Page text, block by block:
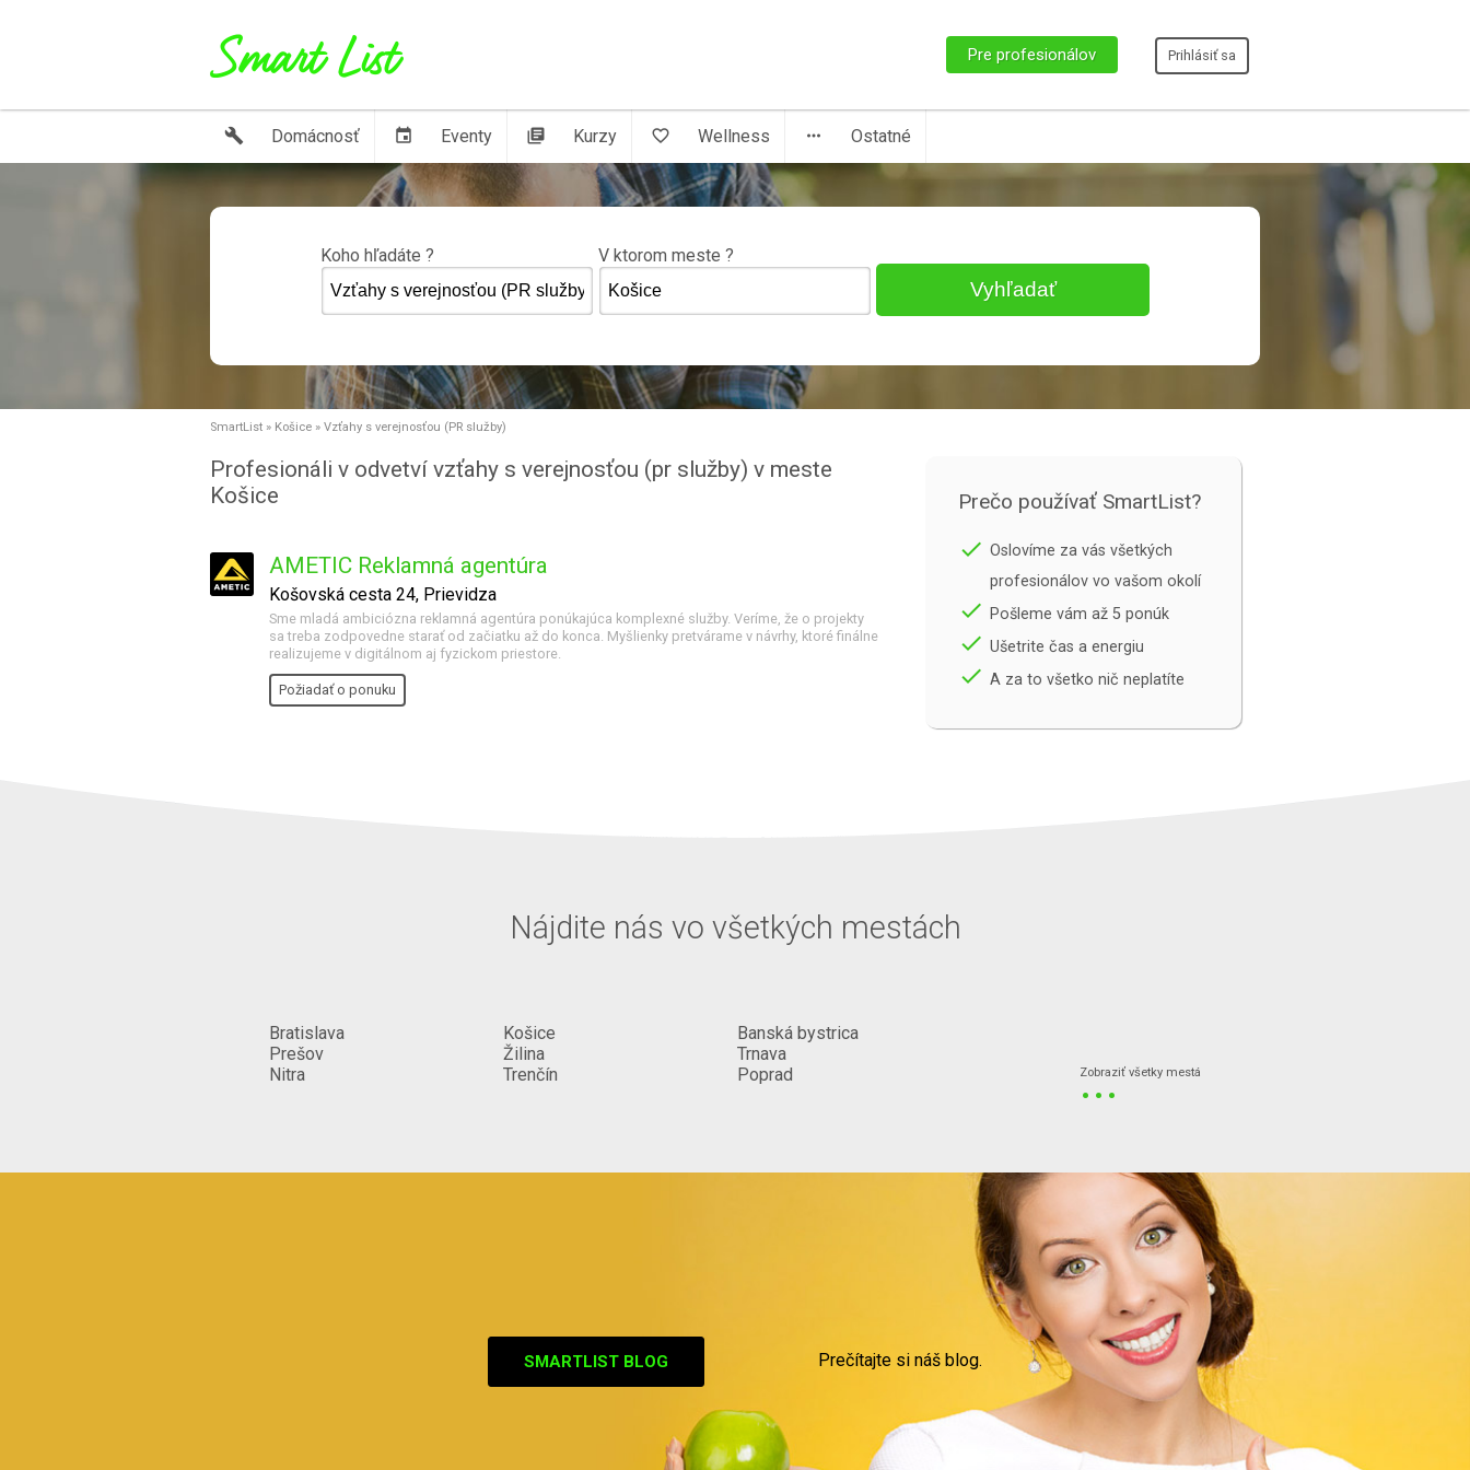
Pre profesionálov Prihlásiť sa
build Domácnosť event Eventy library_books Kurzy favorite_border Wellness more_horiz Ostatné
Koho hľadáte ? V ktorom meste ?
SmartList » Košice » Vzťahy s verejnosťou (PR služby)
Profesionáli v odvetví vzťahy s verejnosťou (pr služby) v meste
Košice
AMETIC Reklamná agentúra
Košovská cesta 24, Prievidza
Sme mladá ambiciózna reklamná agentúra ponúkajúca komplexné služby. Veríme, že o projekty
sa treba zodpovedne starať od začiatku až do konca. Myšlienky pretvárame v návrhy, ktoré finálne
realizujeme v digitálnom aj fyzickom priestore.
Požiadať o ponuku
Prečo používať SmartList?
done Oslovíme za vás všetkých
profesionálov vo vašom okolí
done Pošleme vám až 5 ponúk
done Ušetrite čas a energiu
done A za to všetko nič neplatíte
Nájdite nás vo všetkých mestách
Bratislava
Prešov
Nitra
Košice
Žilina
Trenčín
Banská bystrica
Trnava
Poprad
Zobraziť všetky mestá
...
SMARTLIST BLOG Prečítajte si náš blog.